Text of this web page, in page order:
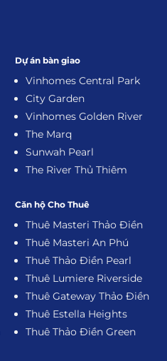
Dự án bàn giao
Vinhomes Central Park
City Garden
Vinhomes Golden River
The Marq
Sunwah Pearl
The River Thủ Thiêm
Căn hộ Cho Thuê
Thuê Masteri Thảo Điền
Thuê Masteri An Phú
Thuê Thảo Điền Pearl
Thuê Lumiere Riverside
Thuê Gateway Thảo Điền
Thuê Estella Heights
Thuê Thảo Điền Green